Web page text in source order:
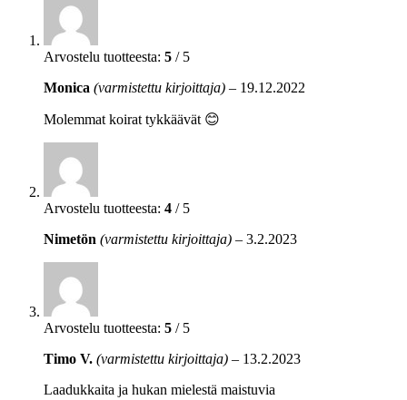
Arvostelu tuotteesta: 5 / 5
Monica (varmistettu kirjoittaja) – 19.12.2022
Molemmat koirat tykkäävät 😊
Arvostelu tuotteesta: 4 / 5
Nimetön (varmistettu kirjoittaja) – 3.2.2023
Arvostelu tuotteesta: 5 / 5
Timo V. (varmistettu kirjoittaja) – 13.2.2023
Laadukkaita ja hukan mielestä maistuvia